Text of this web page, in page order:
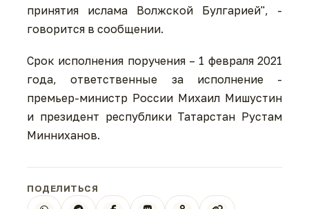
принятия ислама Волжской Булгарией", -
говорится в сообщении.
Срок исполнения поручения – 1 февраля 2021
года, ответственные за исполнение -
премьер-министр России Михаил Мишустин
и президент республики Татарстан Рустам
Минниханов.
ПОДЕЛИТЬСЯ